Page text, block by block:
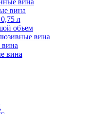
вина
вина
л
объем
вина
вина